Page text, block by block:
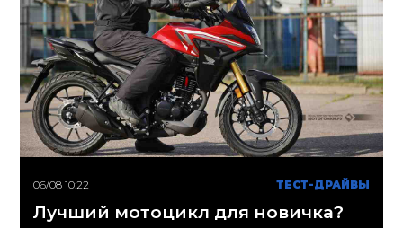
06/08 10:22 ТЕСТ-ДРАЙВЫ
Лучший мотоцикл для новичка?